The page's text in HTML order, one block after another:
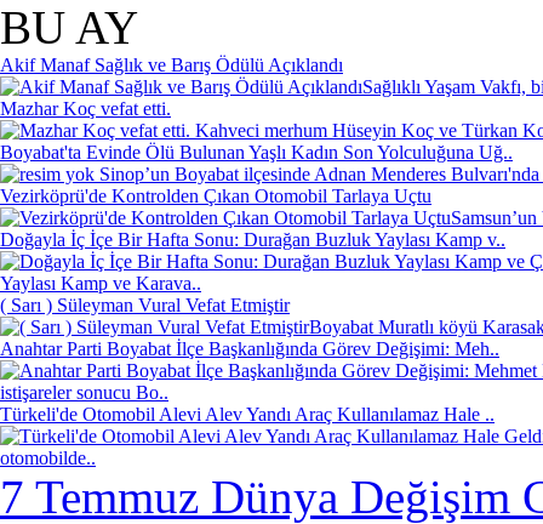
BU AY
Akif Manaf Sağlık ve Barış Ödülü Açıklandı
Sağlıklı Yaşam Vakfı,
Mazhar Koç vefat etti.
Kahveci merhum Hüseyin Koç ve Türkan
Boyabat'ta Evinde Ölü Bulunan Yaşlı Kadın Son Yolculuğuna Uğ..
Sinop’un Boyabat ilçesinde Adnan Menderes
Vezirköprü'de Kontrolden Çıkan Otomobil Tarlaya Uçtu
Doğayla İç İçe Bir Hafta Sonu: Durağan Buzluk Yaylası Kamp v..
Yaylası Kamp ve Karava..
( Sarı ) Süleyman Vural Vefat Etmiştir
Boyabat Muratlı köyü
Anahtar Parti Boyabat İlçe Başkanlığında Görev Değişimi: Meh..
istişareler sonucu Bo..
Türkeli'de Otomobil Alevi Alev Yandı Araç Kullanılamaz Hale ..
otomobilde..
7 Temmuz Dünya Değişim